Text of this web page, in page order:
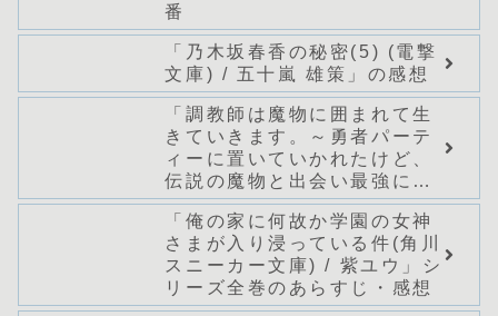
番
「乃木坂春香の秘密(5) (電撃
文庫) / 五十嵐 雄策」の感想
「調教師は魔物に囲まれて生
きていきます。～勇者パーテ
ィーに置いていかれたけど、
伝説の魔物と出会い最強にな
ってた～(グラストNOVELS)/
七篠龍」シリーズ全巻のあら
すじ・感想
「俺の家に何故か学園の女神
さまが入り浸っている件(角川
スニーカー文庫) / 紫ユウ」シ
リーズ全巻のあらすじ・感想